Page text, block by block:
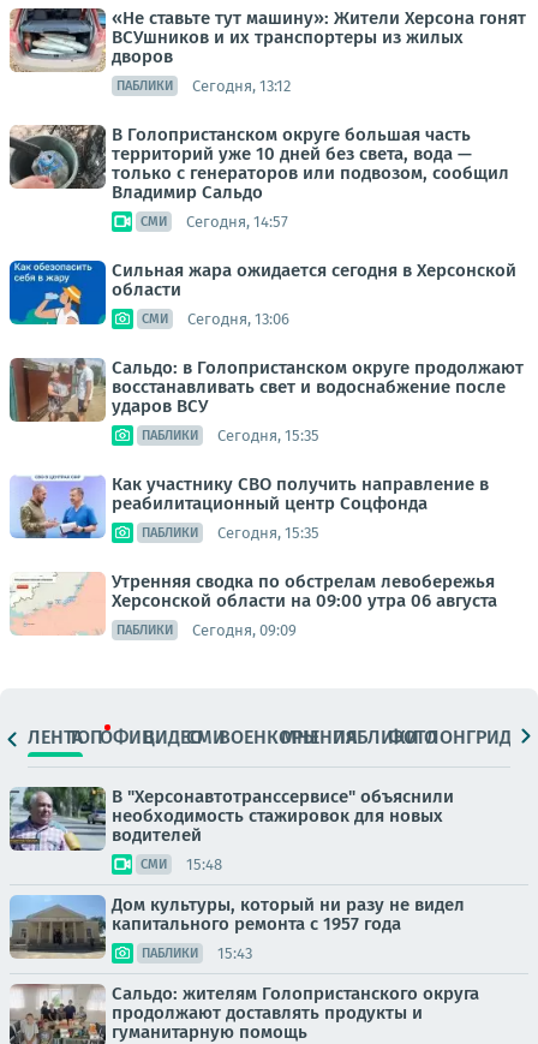
«Не ставьте тут машину»: Жители Херсона гонят
ВСУшников и их транспортеры из жилых
дворов
ПАБЛИКИ Сегодня, 13:12
В Голопристанском округе большая часть
территорий уже 10 дней без света, вода —
только с генераторов или подвозом, сообщил
Владимир Сальдо
СМИ Сегодня, 14:57
Сильная жара ожидается сегодня в Херсонской
области
СМИ Сегодня, 13:06
Сальдо: в Голопристанском округе продолжают
восстанавливать свет и водоснабжение после
ударов ВСУ
ПАБЛИКИ Сегодня, 15:35
Как участнику СВО получить направление в
реабилитационный центр Соцфонда
ПАБЛИКИ Сегодня, 15:35
Утренняя сводка по обстрелам левобережья
Херсонской области на 09:00 утра 06 августа
ПАБЛИКИ Сегодня, 09:09
ЛЕНТАТОПОФИЦ.ВИДЕОСМИВОЕНКОРЫМНЕНИЯПАБЛИКИ
ФОТОЛОНГРИДЫ
В "Херсонавтотранссервисе" объяснили
необходимость стажировок для новых
водителей
СМИ 15:48
Дом культуры, который ни разу не видел
капитального ремонта с 1957 года
ПАБЛИКИ 15:43
Сальдо: жителям Голопристанского округа
продолжают доставлять продукты и
гуманитарную помощь